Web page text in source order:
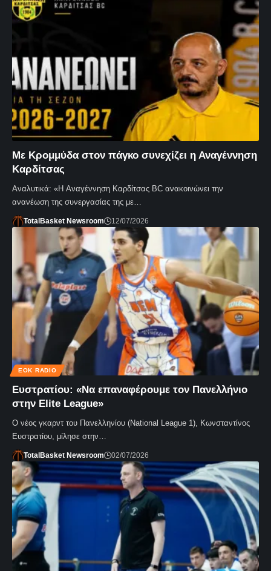
Με Κρομμύδα στον πάγκο συνεχίζει η Αναγέννηση
Καρδίτσας
Αναλυτικά: «Η Αναγέννηση Καρδίτσας BC ανακοινώνει την
ανανέωση της συνεργασίας της με…
TotalBasket Newsroom 12/07/2026
ΕΟΚ RADIO
Ευστρατίου: «Να επαναφέρουμε τον Πανελλήνιο
στην Elite League»
Ο νέος γκαρντ του Πανελληνίου (National League 1), Κωνσταντίνος
Ευστρατίου, μίλησε στην…
TotalBasket Newsroom 02/07/2026